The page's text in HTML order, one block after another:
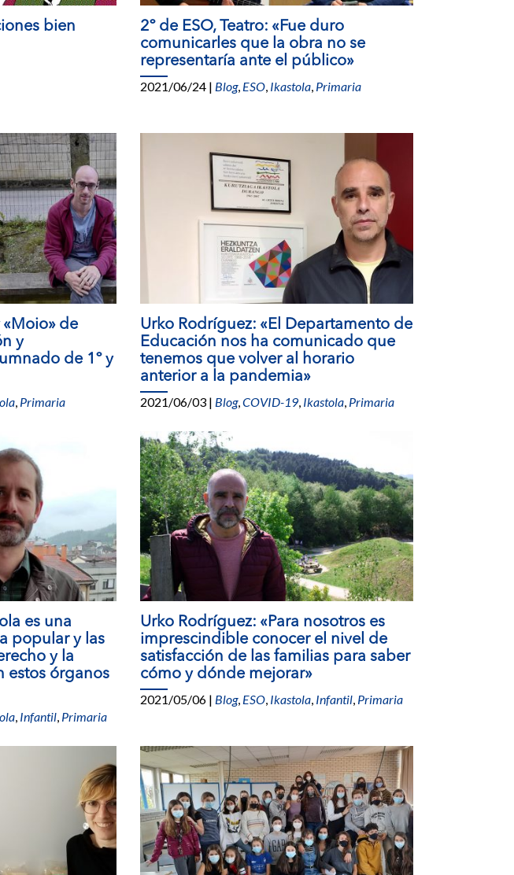
bien
2º de ESO, Teatro: «Fue duro
comunicarles que la obra no se
representaría ante el público»
2021/06/24 | Blog, ESO, Ikastola, Primaria
«Moio» de
y
de 1º y
Primaria
Urko Rodríguez: «El Departamento de
Educación nos ha comunicado que
tenemos que volver al horario
anterior a la pandemia»
2021/06/03 | Blog,COVID-19 Ikastola Primaria
es una
popular y las
y la
estos órganos
, Infantil, Primaria
Urko Rodríguez: «Para nosotros es
imprescindible conocer el nivel de
satisfacción de las familias para saber
cómo y dónde mejorar»
2021/05/06 | Blog, ESO, Ikastola, Infantil, Primaria